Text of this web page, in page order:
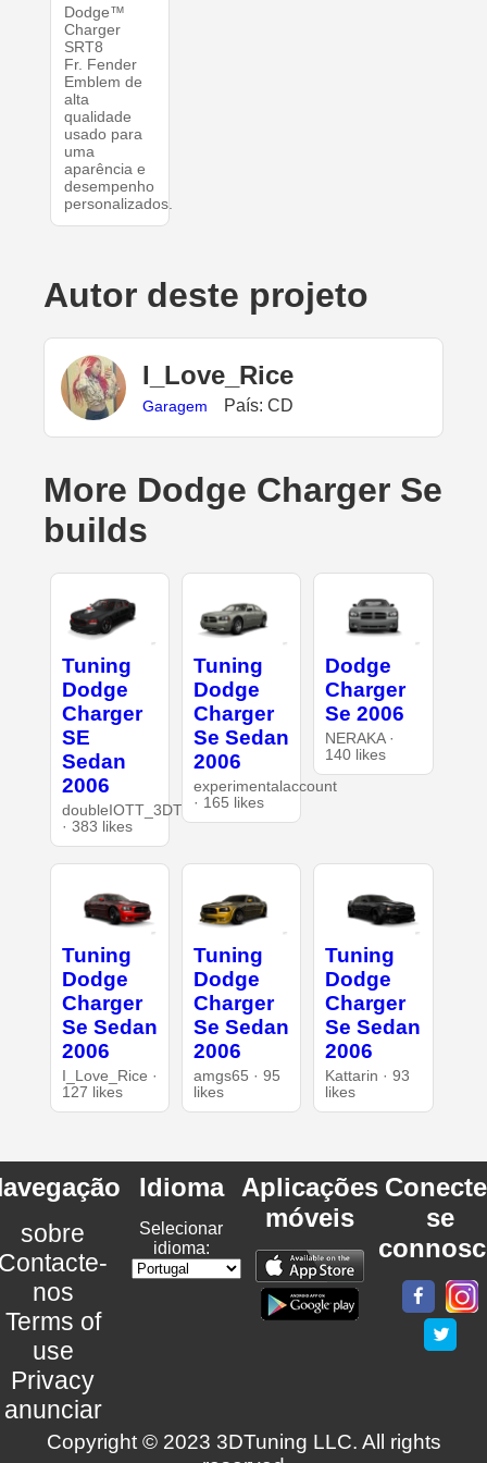
Dodge™
Charger
SRT8
Fr. Fender
Emblem de
alta
qualidade
usado para
uma
aparência e
desempenho
personalizados.
Autor deste projeto
I_Love_Rice
Garagem País: CD
More Dodge Charger Se
builds
Tuning
Dodge
Charger
SE
Sedan
2006
doubleIOTT_3DT
· 383 likes
Tuning
Dodge
Charger
Se Sedan
2006
experimentalaccount
· 165 likes
Dodge
Charger
Se 2006
NERAKA ·
140 likes
Tuning
Dodge
Charger
Se Sedan
2006
I_Love_Rice ·
127 likes
Tuning
Dodge
Charger
Se Sedan
2006
amgs65 · 95
likes
Tuning
Dodge
Charger
Se Sedan
2006
Kattarin · 93
likes
sobre
nos
Terms of
use
Privacy
anunciar
Idioma
Selecionar
idioma:
Aplicações
móveis
se
Copyright © 2023 3DTuning LLC. All rights